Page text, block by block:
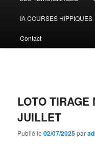
contenu
IA COURSES HIPPIQUES
Contact
LOTO TIRAGE
JUILLET
Publié le02/07/2025par